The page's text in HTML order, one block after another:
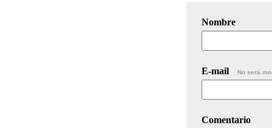
Nombre
E-mail No será
Comentario